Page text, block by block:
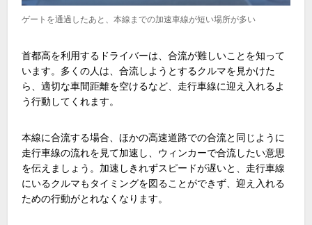
ゲートを通過したあと、本線までの加速車線が短い場所が多い
首都高を利用するドライバーは、合流が難しいことを知って
います。多くの人は、合流しようとするクルマを見かけた
ら、適切な車間距離を空けるなど、走行車線に迎え入れるよ
う行動してくれます。
本線に合流する場合、ほかの高速道路での合流と同じように
走行車線の流れを見て加速し、ウィンカーで合流したい意思
を伝えましょう。加速しきれずスピードが遅いと、走行車線
にいるクルマもタイミングを図ることができず、迎え入れる
ための行動がとれなくなります。